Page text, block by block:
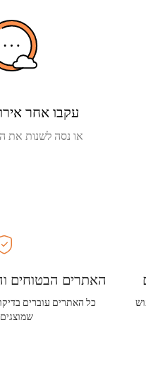
עקבו אחר
או נסה לשנות את
האתרים הבטוחים
כל האתרים עוברים